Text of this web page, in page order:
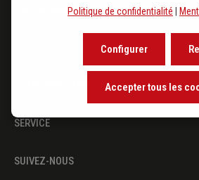
PROGRAMME
LA MAISON D'ÉDITION
SERVICE
SUIVEZ-NOUS
Politique de confidentialité
Configurer
Accepter tous les